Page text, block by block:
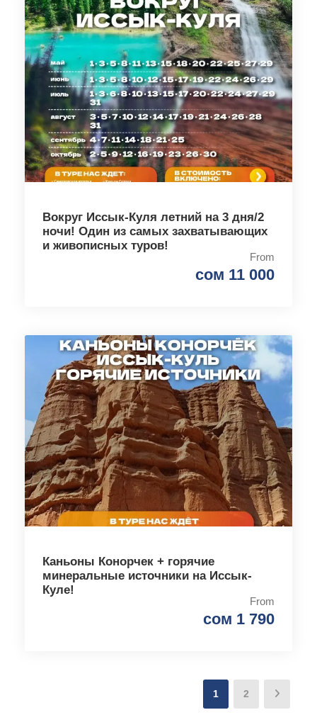
Вокруг Иссык-Куля летний на 3 дня/2
ночи! Один из самых захватывающих
и живописных туров!
From
сом 11 000
Каньоны Конорчек + горячие
минеральные источники на Иссык-
Куле!
From
сом 1 790
1 2